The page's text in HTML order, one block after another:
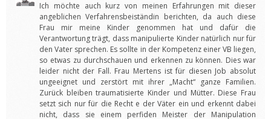
Ich möchte auch kurz von meinen Erfahrungen mit dieser
angeblichen Verfahrensbeiständin berichten, da auch diese
Frau mir meine Kinder genommen hat und dafür die
Verantwortung trägt, dass manipulierte Kinder natürlich nur für
den Vater sprechen. Es sollte in der Kompetenz einer VB liegen,
so etwas zu durchschauen und erkennen zu können. Dies war
leider nicht der Fall. Frau Mertens ist für diesen Job absolut
ungeeignet und zerstört mit ihrer „Macht“ ganze Familien.
Zurück bleiben traumatisierte Kinder und Mütter. Diese Frau
setzt sich nur für die Recht e der Väter ein und erkennt dabei
nicht, dass sie einem perfiden Meister der Manipulation